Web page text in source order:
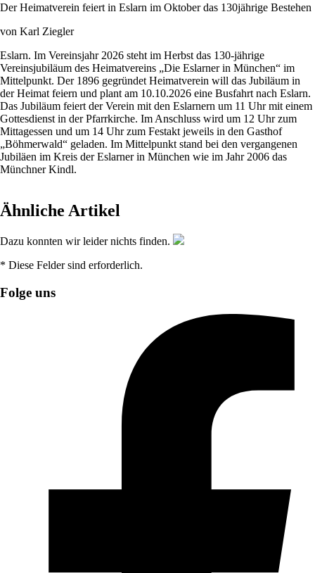
Der Heimatverein feiert in Eslarn im Oktober das 130jährige Bestehen
von Karl Ziegler
Eslarn. Im Vereinsjahr 2026 steht im Herbst das 130-jährige
Vereinsjubiläum des Heimatvereins „Die Eslarner in München“ im
Mittelpunkt. Der 1896 gegründet Heimatverein will das Jubiläum in
der Heimat feiern und plant am 10.10.2026 eine Busfahrt nach Eslarn.
Das Jubiläum feiert der Verein mit den Eslarnern um 11 Uhr mit einem
Gottesdienst in der Pfarrkirche. Im Anschluss wird um 12 Uhr zum
Mittagessen und um 14 Uhr zum Festakt jeweils in den Gasthof
„Böhmerwald“ geladen. Im Mittelpunkt stand bei den vergangenen
Jubiläen im Kreis der Eslarner in München wie im Jahr 2006 das
Münchner Kindl.
Ähnliche Artikel
Dazu konnten wir leider nichts finden.
* Diese Felder sind erforderlich.
Folge uns